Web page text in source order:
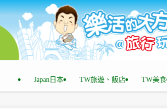
Japan日本 TW旅遊、飯店 TW美食